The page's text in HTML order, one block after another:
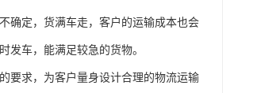
确定，货满车走，客户的运输成本也会
发车，能满足较急的货物。
要求，为客户量身设计合理的物流运输